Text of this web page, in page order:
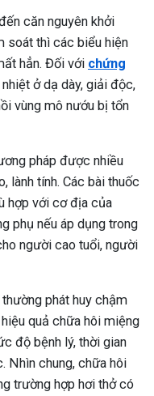
căn nguyên khởi
soát thì các biểu hiện
hẳn. Đối với chứng
ở dạ dày, giải độc,
vùng mô nướu bị tổn
pháp được nhiều
lành tính. Các bài thuốc
hợp với cơ địa của
phụ nếu áp dụng trong
người cao tuổi, người
phát huy chậm
quả chữa hôi miệng
độ bệnh lý, thời gian
Nhìn chung, chữa hôi
trường hợp hơi thở có